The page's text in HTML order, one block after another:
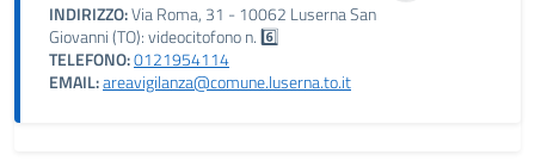
INDIRIZZO:Via Roma, 31 - 10062 Luserna San
Giovanni (TO): videocitofono n. 6️⃣
TELEFONO:0121954114
EMAIL:areavigilanza@comune.luserna.to.it